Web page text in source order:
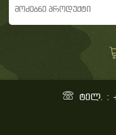
ტელ. :